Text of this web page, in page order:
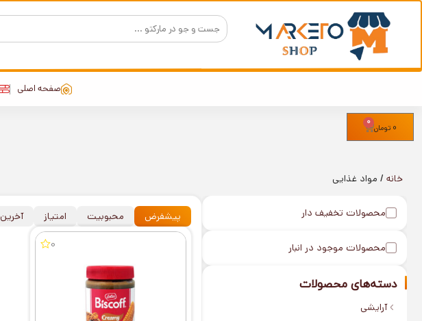
صفحه اصلی
0 تومان
0
خانه / مواد غذایی
محصولات تخفیف دار
محصولات موجود در انبار
دسته‌های محصولات
آرایشی
پیشفرض محبوبیت امتیاز آخرین
0